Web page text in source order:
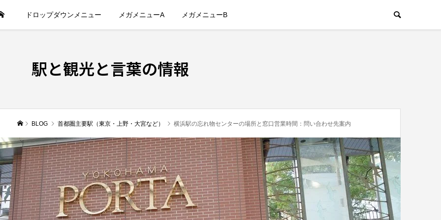
ドロップダウンメニュー メガメニューA メガメニューB
駅と観光と言葉の情報
BLOG 首都圏主要駅（東京・上野・大宮など） 横浜駅の忘れ物センターの場所と窓口営業時間：問い合わせ先案内